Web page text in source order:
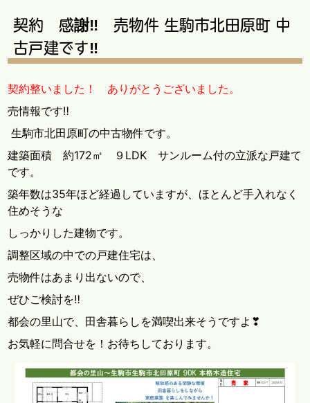
契約 感謝‼ 売物件 生駒市北田原町 中
古戸建です‼
契約整いました！ ありがとうございました。
売情報です‼
生駒市北田原町の中古物件です。
建築面積 約172㎡ ９LDK サンルーム付の立派な戸建て
です。
築年数は35年ほど経過していますが、ほとんど手入れなく
住めそうな
しっかりした建物です。
調整区域の中での戸建住宅は、
売物件はあまり出ないので、
ぜひご検討を‼
都会の里山で、田舎暮らしを満喫出来そうですよ❣
お気軽に問合せを！お待ちしております。